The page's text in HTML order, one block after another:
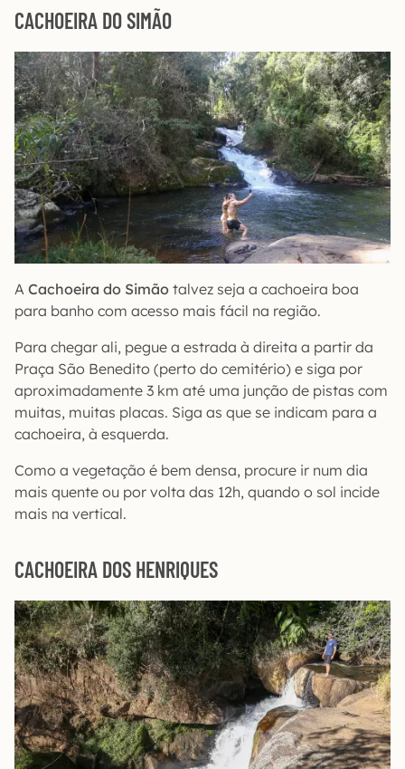
CACHOEIRA DO SIMÃO
A Cachoeira do Simão talvez seja a cachoeira boa
para banho com acesso mais fácil na região.
Para chegar ali, pegue a estrada à direita a partir da
Praça São Benedito (perto do cemitério) e siga por
aproximadamente 3 km até uma junção de pistas com
muitas, muitas placas. Siga as que se indicam para a
cachoeira, à esquerda.
Como a vegetação é bem densa, procure ir num dia
mais quente ou por volta das 12h, quando o sol incide
mais na vertical.
CACHOEIRA DOS HENRIQUES